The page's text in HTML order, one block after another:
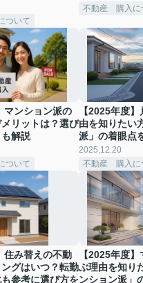
ついて
不動産 購入に
マンション派の
リットは？選び
解説
ついて
【2025年度
由を知りたい
派」の着眼点
2025.12.20
不動産 購入に
住み替えの不動
グはいつ？転勤
参考に選び方を
【2025年度
ぶ理由を知り
ンション派」